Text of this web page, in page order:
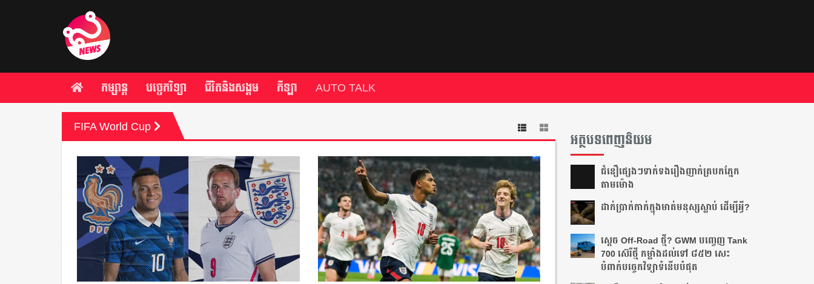
កម្សាន្ត បច្ចេកវិទ្យា ជីវិតនិងសង្គម កីឡា AUTO TALK
FIFA World Cup
អត្ថបទពេញនិយម
ជំនឿ​ផ្សេងៗ​ទាក់ទង​រឿង​ញាក់​ត្របក​ភ្នែក​
តាម​ម៉ោង​
ដាក់​ប្រាក់​កាក់​ក្នុង​មាត់​មនុស្ស​ស្លាប់ ដើម្បី​អ្វី?
ស្តេច Off-Road ថ្មី? GWM បញ្ចេញ Tank
700 ស៊េរីថ្មី កម្លាំងដល់ទៅ ៨៥២ សេះ
បំពាក់បច្ចេកវិទ្យាទំនើបបំផុត